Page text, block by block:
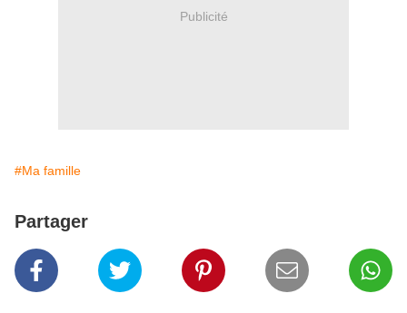
Publicité
#Ma famille
Partager